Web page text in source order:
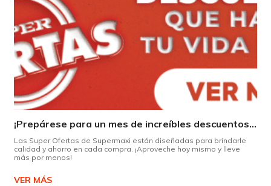
¡Prepárese para un mes de increíbles descuentos en Supermaxi!
Las Super Ofertas de Supermaxi están diseñadas para brindarle
calidad y ahorro en cada compra. ¡Aproveche hoy mismo y lleve
más por menos!
VER MÁS